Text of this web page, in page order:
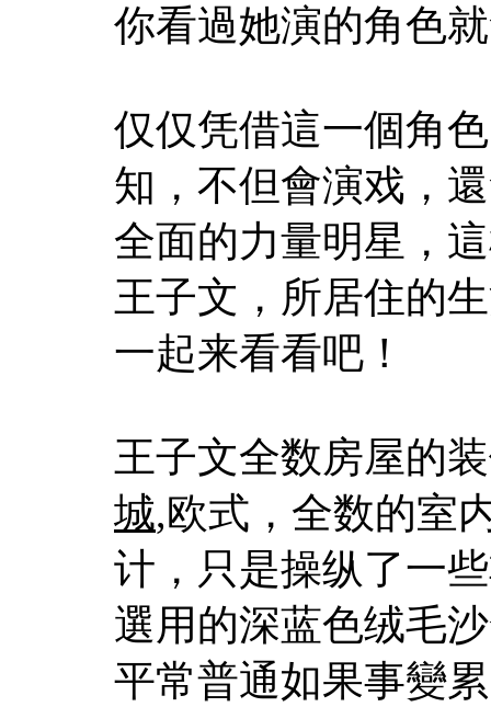
你看過她演的角色
仅仅凭借這一個角
知，不但會演戏，
全面的力量明星，
王子文，所居住的
一起来看看吧！
王子文全数房屋的
城,欧式，全数的室
计，只是操纵了一
選用的深蓝色绒毛
平常普通如果事變